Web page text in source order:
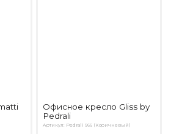
Офисное кресло Gliss by
Pedrali
Артикул: Pedrali 966 (Коричневый)